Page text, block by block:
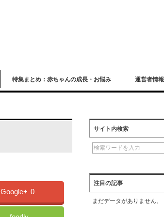
特集まとめ：赤ちゃんの成長・お悩み 運営者情報
Google+ 0
サイト内検索
注目の記事
まだデータがありません。